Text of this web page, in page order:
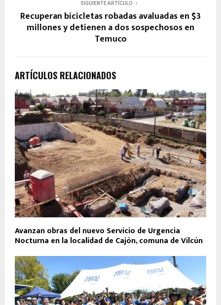
SIGUIENTE ARTÍCULO
Recuperan bicicletas robadas avaluadas en $3
millones y detienen a dos sospechosos en
Temuco
ARTÍCULOS RELACIONADOS
Avanzan obras del nuevo Servicio de Urgencia
Nocturna en la localidad de Cajón, comuna de Vilcún